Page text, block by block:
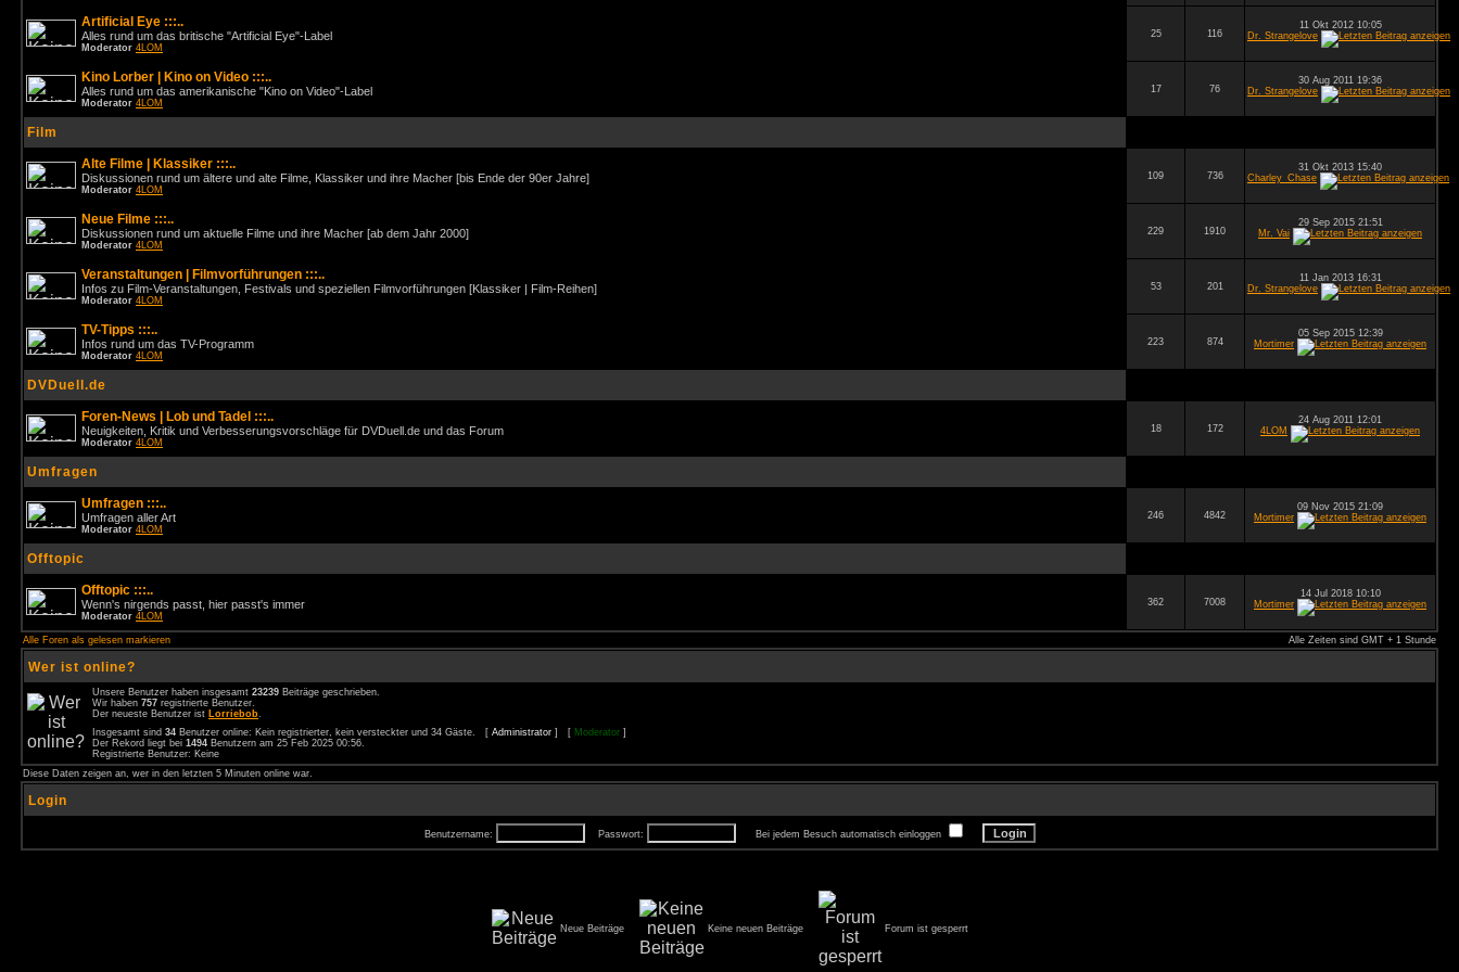
Artificial Eye :::..
Alles rund um das britische "Artificial Eye"-Label
Moderator 4LOM
25 116
11 Okt 2012 10:05
Dr. Strangelove
Kino Lorber | Kino on Video :::..
Alles rund um das amerikanische "Kino on Video"-Label
Moderator 4LOM
17 76
30 Aug 2011 19:36
Dr. Strangelove
Film
Alte Filme | Klassiker :::..
Diskussionen rund um ältere und alte Filme, Klassiker und ihre Macher [bis Ende der 90er Jahre]
Moderator 4LOM
109 736
31 Okt 2013 15:40
Charley_Chase
Neue Filme :::..
Diskussionen rund um aktuelle Filme und ihre Macher [ab dem Jahr 2000]
Moderator 4LOM
229 1910
29 Sep 2015 21:51
Mr. Vai
Veranstaltungen | Filmvorführungen :::..
Infos zu Film-Veranstaltungen, Festivals und speziellen Filmvorführungen [Klassiker | Film-Reihen]
Moderator 4LOM
53 201
11 Jan 2013 16:31
Dr. Strangelove
TV-Tipps :::..
Infos rund um das TV-Programm
Moderator 4LOM
223 874
05 Sep 2015 12:39
Mortimer
DVDuell.de
Foren-News | Lob und Tadel :::..
Neuigkeiten, Kritik und Verbesserungsvorschläge für DVDuell.de und das Forum
Moderator 4LOM
18 172
24 Aug 2011 12:01
4LOM
Umfragen
Umfragen :::..
Umfragen aller Art
Moderator 4LOM
246 4842
09 Nov 2015 21:09
Mortimer
Offtopic
Offtopic :::..
Wenn's nirgends passt, hier passt's immer
Moderator 4LOM
362 7008
14 Jul 2018 10:10
Mortimer
Alle Foren als gelesen markieren Alle Zeiten sind GMT + 1 Stunde
Wer ist online?
Unsere Benutzer haben insgesamt 23239 Beiträge geschrieben.
Wir haben 757 registrierte Benutzer.
Der neueste Benutzer ist Lorriebob.
Insgesamt sind 34 Benutzer online: Kein registrierter, kein versteckter und 34 Gäste. [ Administrator ] [ Moderator ]
Der Rekord liegt bei 1494 Benutzern am 25 Feb 2025 00:56.
Registrierte Benutzer: Keine
Diese Daten zeigen an, wer in den letzten 5 Minuten online war.
Login
Benutzername: Passwort: Bei jedem Besuch automatisch einloggen
Neue Beiträge Keine neuen Beiträge Forum ist gesperrt